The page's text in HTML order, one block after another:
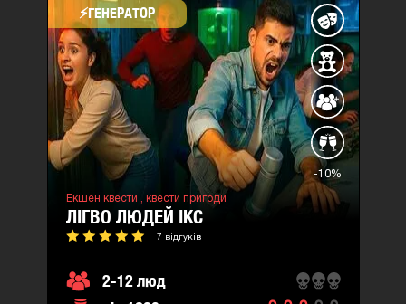
⚡​ГЕНЕРАТОР
-10%
Екшен квести , квести пригоди
ЛІГВО ЛЮДЕЙ ІКС
7 відгуків
2-12 люд